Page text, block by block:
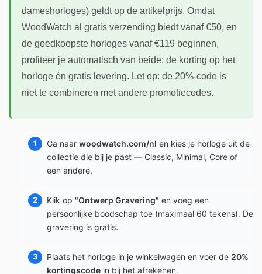
dameshorloges) geldt op de artikelprijs. Omdat
WoodWatch al gratis verzending biedt vanaf €50, en
de goedkoopste horloges vanaf €119 beginnen,
profiteer je automatisch van beide: de korting op het
horloge én gratis levering. Let op: de 20%-code is
niet te combineren met andere promotiecodes.
Ga naar woodwatch.com/nl en kies je horloge uit de
collectie die bij je past — Classic, Minimal, Core of
een andere.
Klik op "Ontwerp Gravering" en voeg een
persoonlijke boodschap toe (maximaal 60 tekens). De
gravering is gratis.
Plaats het horloge in je winkelwagen en voer de 20%
kortingscode in bij het afrekenen.